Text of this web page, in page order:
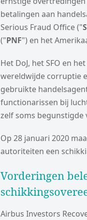
betalingen aan
Serious Fraud Office ("
("PNF") en het
Het DoJ, het SFO en
wereldwijde corruptie
gebruikte
functionarissen bij
zelf soms begunstigde
Op 28 januari 2020
autoriteiten een
Vorderingen
Airbus Investors